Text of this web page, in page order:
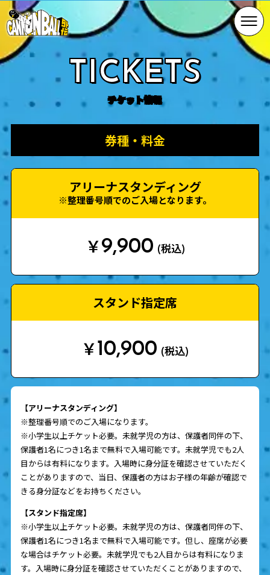
TICKETS
券種・料金
アリーナスタンディング
※整理番号順でのご入場となります。
￥ 9,900 (税込)
スタンド指定席
￥ 10,900 (税込)
【アリーナスタンディング】
※整理番号順でのご入場になります。
※小学生以上チケット必要。未就学児の方は、保護者同伴の下、
保護者1名につき1名まで無料で入場可能です。未就学児でも2人
目からは有料になります。入場時に身分証を確認させていただく
ことがありますので、当日、保護者の方はお子様の年齢が確認で
きる身分証などをお持ちください。
【スタンド指定席】
※小学生以上チケット必要。未就学児の方は、保護者同伴の下、
保護者1名につき1名まで無料で入場可能です。但し、座席が必要
な場合はチケット必要。未就学児でも2人目からは有料になりま
す。入場時に身分証を確認させていただくことがありますので、